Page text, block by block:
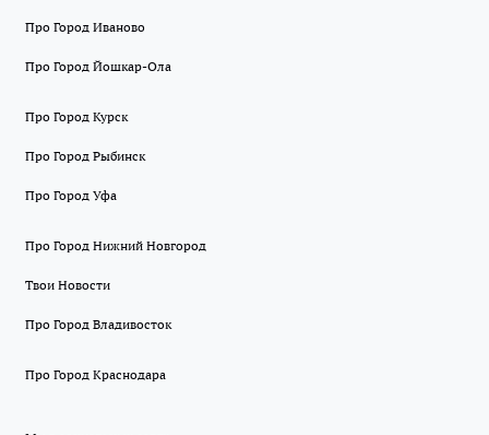
Про Город Иваново
Про Город Йошкар-Ола
Про Город Курск
Про Город Рыбинск
Про Город Уфа
Про Город Нижний Новгород
Твои Новости
Про Город Владивосток
Про Город Краснодара